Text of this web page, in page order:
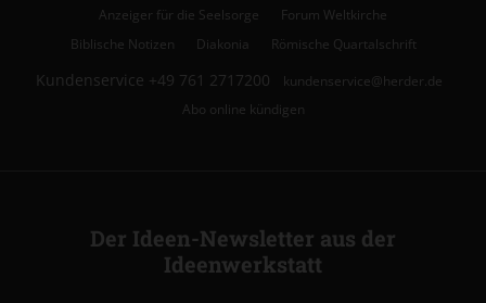
Anzeiger für die Seelsorge
Forum Weltkirche
Biblische Notizen
Diakonia Römische Quartalschrift
Kundenservice +49 761 2717200
kundenservice@herder.de
Abo online kündigen
Der Ideen-Newsletter aus der
Ideenwerkstatt